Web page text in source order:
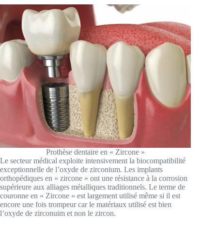
Prothèse dentaire en « Zircone »
Le secteur médical exploite intensivement la biocompatibilité
exceptionnelle de l’oxyde de zirconium. Les implants
orthopédiques en « zircone » ont une résistance à la corrosion
supérieure aux alliages métalliques traditionnels. Le terme de
couronne en « Zircone » est largement utilisé même si il est
encore une fois trompeur car le matériaux utilisé est bien
l’oxyde de zirconuim et non le zircon.